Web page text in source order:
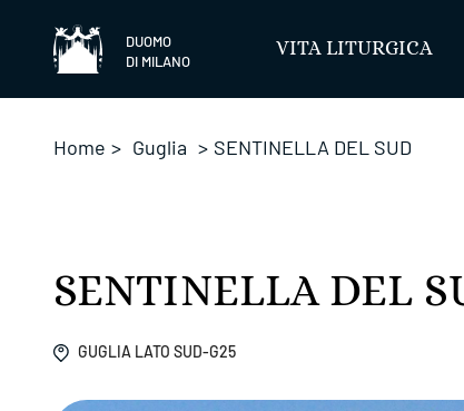
DUOMO
DI MILANO
VITA LITURGICA
Home > Guglia > SENTINELLA DEL SUD
SENTINELLA DEL
GUGLIA LATO SUD-G25